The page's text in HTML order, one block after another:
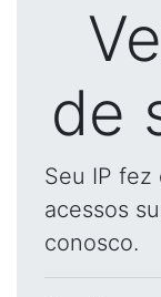
de
Seu IP fez
acessos
conosco.